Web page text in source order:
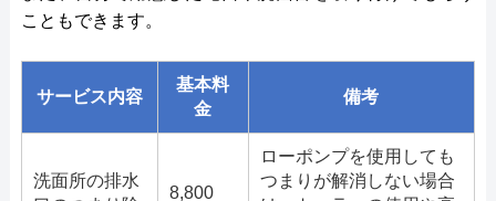
こともできます。
サービス内容
基本料
金
備考
洗面所の排水
8,800
ローポンプを使用しても
つまりが解消しない場合